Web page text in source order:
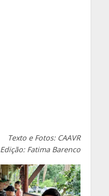
Texto e Fotos: CAAVR
Edição: Fatima Barenco